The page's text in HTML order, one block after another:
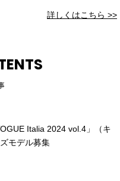
詳しくはこちら >>
Italia 2024 vol.4」（キ
モデル募集